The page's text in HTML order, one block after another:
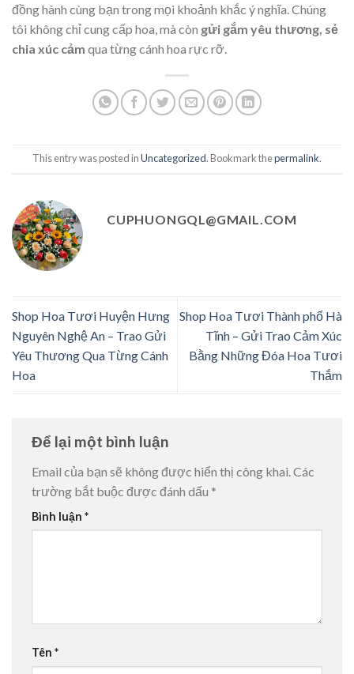
đồng hành cùng bạn trong mọi khoảnh khắc ý nghĩa. Chúng
tôi không chỉ cung cấp hoa, mà còn gửi gắm yêu thương, sẻ
chia xúc cảm qua từng cánh hoa rực rỡ.
This entry was posted inUncategorized. Bookmark thepermalink.
CUPHUONGQL@GMAIL.COM
Shop Hoa Tươi Huyện Hưng
Nguyên Nghệ An – Trao Gửi
Yêu Thương Qua Từng Cánh
Hoa
Shop Hoa Tươi Thành phố Hà
Tĩnh – Gửi Trao Cảm Xúc
Bằng Những Đóa Hoa Tươi
Thắm
Để lại một bình luận
Email của bạn sẽ không được hiển thị công khai. Các
trường bắt buộc được đánh dấu *
Bình luận *
Tên *